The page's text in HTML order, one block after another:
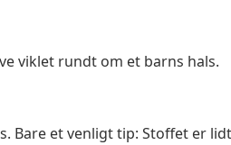
viklet rundt om et barns hals.
Bare et venligt tip: Stoffet er lidt